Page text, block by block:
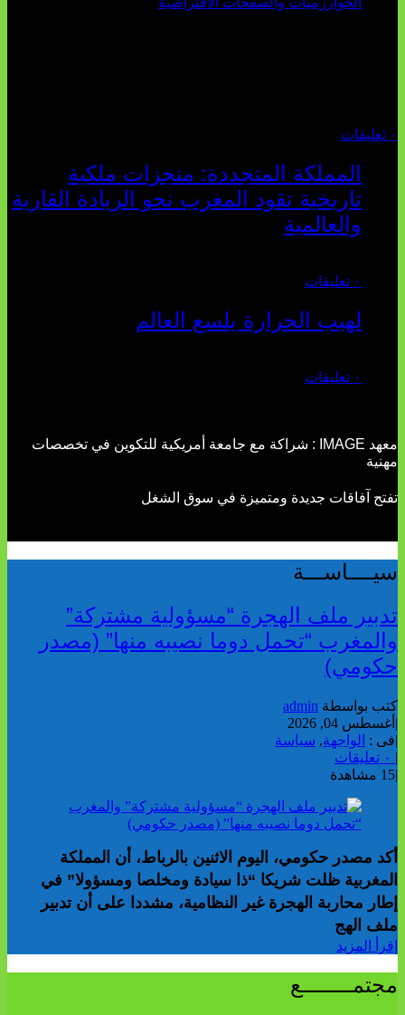
٠ تعليقات
المملكة المتجددة: منجزات ملكية
تاريخية تقود المغرب نحو الريادة القارية
والعالمية
٠ تعليقات
لهيب الحرارة يلسع العالم
٠ تعليقات
معهد IMAGE : شراكة مع جامعة أمريكية للتكوين في تخصصات
مهنية
تفتح آفاقات جديدة ومتميزة في سوق الشغل
سيــــاســـة
تدبير ملف الهجرة “مسؤولية مشتركة”
والمغرب “تحمل دوما نصيبه منها” (مصدر
حكومي)
كتب بواسطة admin
| أغسطس 04, 2026
|فى : الواجهة, سياسة
|
|15 مشاهدة
أكد مصدر حكومي، اليوم الاثنين بالرباط، أن المملكة
المغربية ظلت شريكا “ذا سيادة ومخلصا ومسؤولا” في
إطار محاربة الهجرة غير النظامية، مشددا على أن تدبير
ملف الهج
إقرأ المزيد
مجتمــــــــع